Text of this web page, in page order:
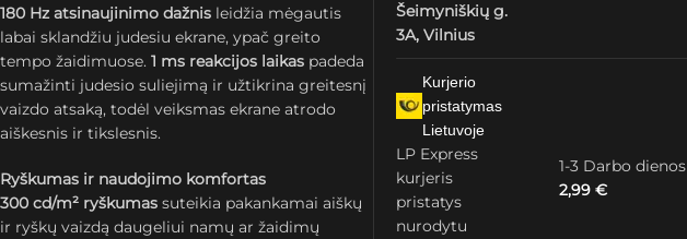
180 Hz atsinaujinimo dažnis leidžia mėgautis
labai sklandžiu judesiu ekrane, ypač greito
tempo žaidimuose. 1 ms reakcijos laikas padeda
sumažinti judesio suliejimą ir užtikrina greitesnį
vaizdo atsaką, todėl veiksmas ekrane atrodo
aiškesnis ir tikslesnis.
Ryškumas ir naudojimo komfortas
300 cd/m² ryškumas suteikia pakankamai aiškų
ir ryškų vaizdą daugeliui namų ar žaidimų
Šeimyniškių g.
3A, Vilnius
Kurjerio
pristatymas
Lietuvoje
LP Express
kurjeris
pristatys
nurodytu
1-3 Darbo dienos
2,99€